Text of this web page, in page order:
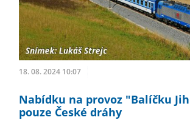
18. 08. 2024 10:07
Nabídku na provoz "Balíčku
pouze České dráhy